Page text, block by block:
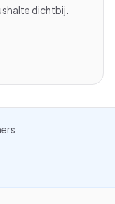
dichtbij.